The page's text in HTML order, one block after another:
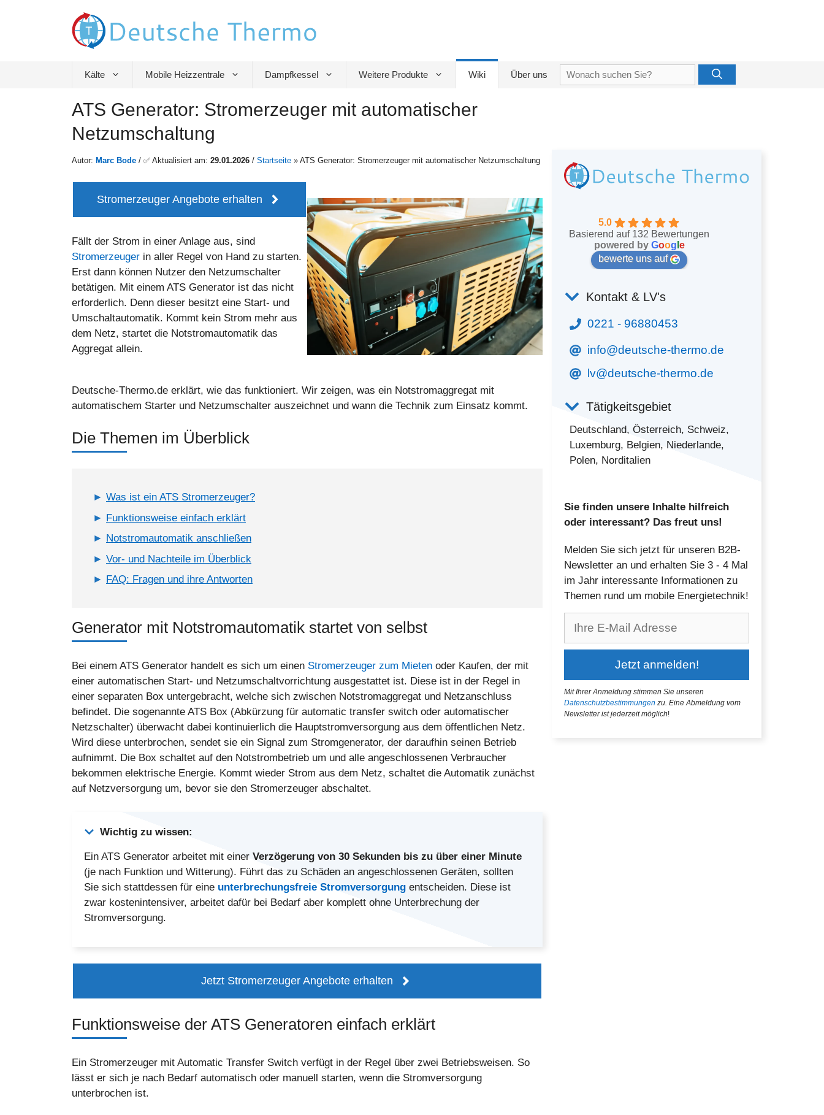
Kälte Mobile Heizzentrale Dampfkessel Weitere Produkte Wiki Über uns
Suche
nach:
ATS Generator: Stromerzeuger mit automatischer
Netzumschaltung
Autor: Marc Bode / ✅ Aktualisiert am: 29.01.2026 / Startseite » ATS Generator: Stromerzeuger mit automatischer Netzumschaltung
Stromerzeuger Angebote erhalten
Fällt der Strom in einer Anlage aus, sind
Stromerzeuger in aller Regel von Hand zu starten.
Erst dann können Nutzer den Netzumschalter
betätigen. Mit einem ATS Generator ist das nicht
erforderlich. Denn dieser besitzt eine Start- und
Umschaltautomatik. Kommt kein Strom mehr aus
dem Netz, startet die Notstromautomatik das
Aggregat allein.
Deutsche-Thermo.de erklärt, wie das funktioniert. Wir zeigen, was ein Notstromaggregat mit
automatischem Starter und Netzumschalter auszeichnet und wann die Technik zum Einsatz kommt.
Die Themen im Überblick
Was ist ein ATS Stromerzeuger?
Funktionsweise einfach erklärt
Notstromautomatik anschließen
Vor- und Nachteile im Überblick
FAQ: Fragen und ihre Antworten
Generator mit Notstromautomatik startet von selbst
Bei einem ATS Generator handelt es sich um einen Stromerzeuger zum Mieten oder Kaufen, der mit
einer automatischen Start- und Netzumschaltvorrichtung ausgestattet ist. Diese ist in der Regel in
einer separaten Box untergebracht, welche sich zwischen Notstromaggregat und Netzanschluss
befindet. Die sogenannte ATS Box (Abkürzung für automatic transfer switch oder automatischer
Netzschalter) überwacht dabei kontinuierlich die Hauptstromversorgung aus dem öffentlichen Netz.
Wird diese unterbrochen, sendet sie ein Signal zum Stromgenerator, der daraufhin seinen Betrieb
aufnimmt. Die Box schaltet auf den Notstrombetrieb um und alle angeschlossenen Verbraucher
bekommen elektrische Energie. Kommt wieder Strom aus dem Netz, schaltet die Automatik zunächst
auf Netzversorgung um, bevor sie den Stromerzeuger abschaltet.
Wichtig zu wissen:
Ein ATS Generator arbeitet mit einer Verzögerung von 30 Sekunden bis zu über einer Minute
(je nach Funktion und Witterung). Führt das zu Schäden an angeschlossenen Geräten, sollten
Sie sich stattdessen für eine unterbrechungsfreie Stromversorgung entscheiden. Diese ist
zwar kostenintensiver, arbeitet dafür bei Bedarf aber komplett ohne Unterbrechung der
Stromversorgung.
Jetzt Stromerzeuger Angebote erhalten
Funktionsweise der ATS Generatoren einfach erklärt
Ein Stromerzeuger mit Automatic Transfer Switch verfügt in der Regel über zwei Betriebsweisen. So
lässt er sich je nach Bedarf automatisch oder manuell starten, wenn die Stromversorgung
unterbrochen ist.
5.0
Basierend auf 132 Bewertungen
powered by Goog e
bewerte uns auf
Kontakt & LV's
0221 - 96880453
info@deutsche-thermo.de
lv@deutsche-thermo.de
Tätigkeitsgebiet
Deutschland, Österreich, Schweiz,
Luxemburg, Belgien, Niederlande,
Polen, Norditalien
Sie finden unsere Inhalte hilfreich
oder interessant? Das freut uns!
Melden Sie sich jetzt für unseren B2B-
Newsletter an und erhalten Sie 3 - 4 Mal
im Jahr interessante Informationen zu
Themen rund um mobile Energietechnik!
Mit Ihrer Anmeldung stimmen Sie unseren
Datenschutzbestimmungen zu. Eine Abmeldung vom
Newsletter ist jederzeit möglich!